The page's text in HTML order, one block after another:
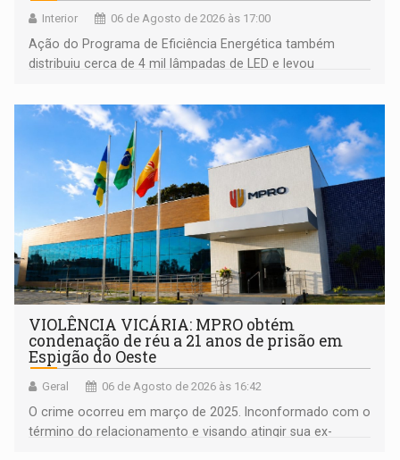
Interior 06 de Agosto de 2026 às 17:00
Ação do Programa de Eficiência Energética também
distribuiu cerca de 4 mil lâmpadas de LED e levou
comunidade
VIOLÊNCIA VICÁRIA: MPRO obtém
condenação de réu a 21 anos de prisão em
Espigão do Oeste
Geral 06 de Agosto de 2026 às 16:42
O crime ocorreu em março de 2025. Inconformado com o
término do relacionamento e visando atingir sua ex-